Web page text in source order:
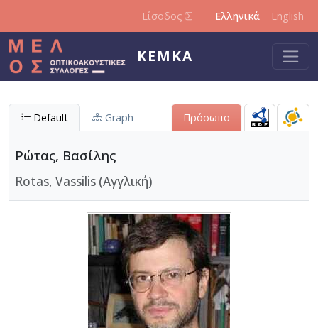
Είσοδος Ελληνικά English
ΚΕΜΚΑ
Default Graph Πρόσωπο
Ρώτας, Βασίλης
Rotas, Vassilis (Αγγλική)